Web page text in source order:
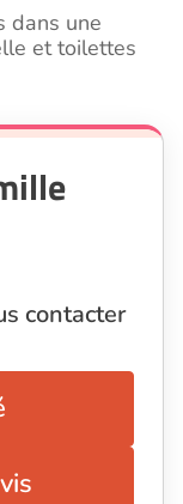
dans une
et toilettes
contacter